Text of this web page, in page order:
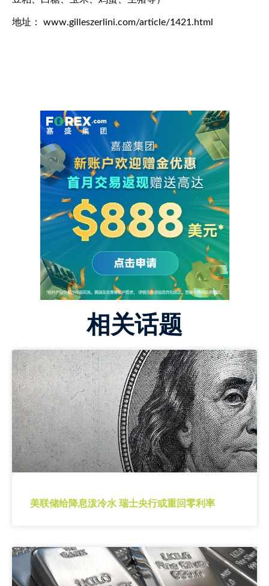
地址： www.gilleszerlini.com/article/1421.html
相关话题
美联储给降息泼冷水 瑞士央行或重回零利率